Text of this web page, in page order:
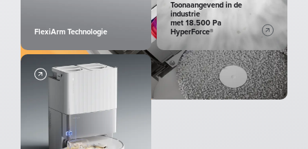
Toonaangevend in de
industrie
met 18.500 Pa
HyperForce®
FlexiArm Technologie